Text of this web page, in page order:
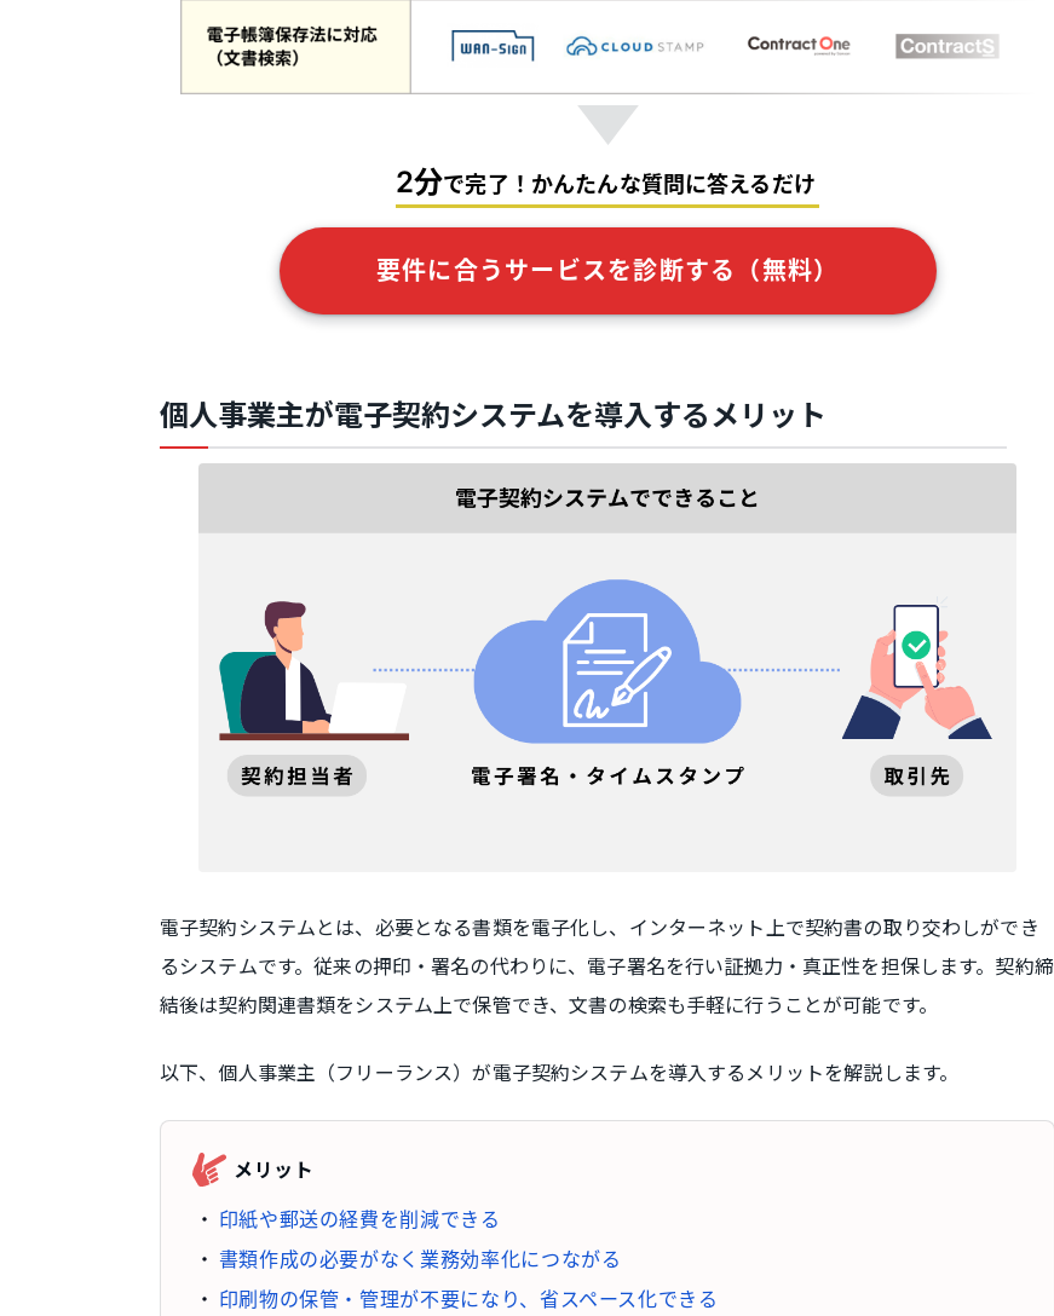
2分で完了！かんたんな質問に答えるだけ
要件に合うサービスを診断する（無料）
個人事業主が電子契約システムを導入するメリット
電子契約システムとは、必要となる書類を電子化し、インターネット上で契約書の取り交わしができ
るシステムです。従来の押印・署名の代わりに、電子署名を行い証拠力・真正性を担保します。契約締
結後は契約関連書類をシステム上で保管でき、文書の検索も手軽に行うことが可能です。
以下、個人事業主（フリーランス）が電子契約システムを導入するメリットを解説します。
メリット
印紙や郵送の経費を削減できる
書類作成の必要がなく業務効率化につながる
印刷物の保管・管理が不要になり、省スペース化できる